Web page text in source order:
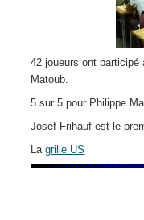
42 joueurs ont participé
Matoub.
5 sur 5 pour Philippe
Josef Frihauf est le
Lagrille US